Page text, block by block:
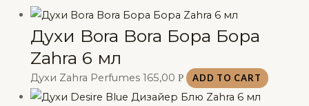
Духи Bora Bora Бора Бора
Zahra 6 мл
Духи Zahra Perfumes 165,00 Р ADD TO CART